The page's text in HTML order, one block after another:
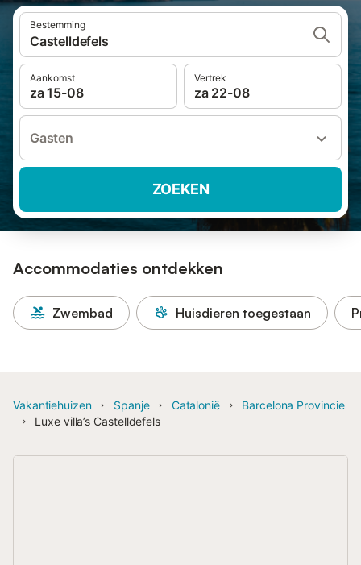
Bestemming
Castelldefels
Aankomst
za 15-08
Vertrek
za 22-08
Gasten
ZOEKEN
Accommodaties ontdekken
Zwembad Huisdieren toegestaan
Vakantiehuizen Spanje Catalonië
Barcelona Provincie
Luxe villa’s Castelldefels